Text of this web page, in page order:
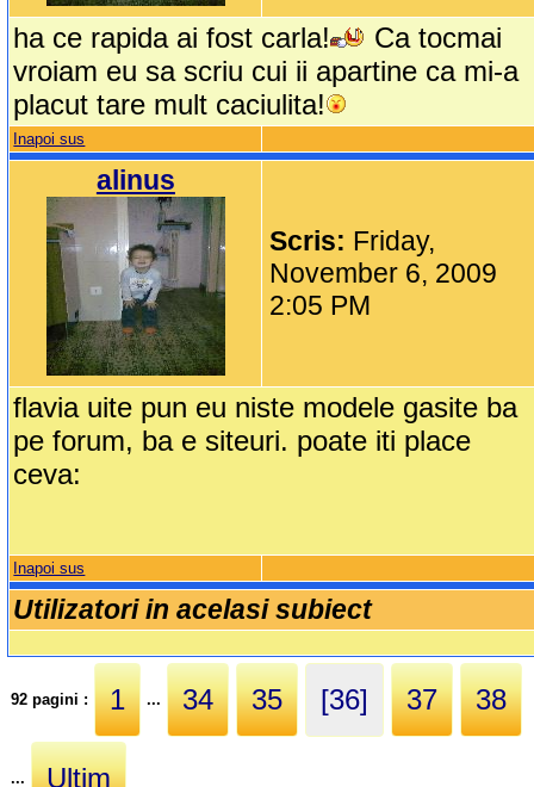
ha ce rapida ai fost carla!
Ca tocmai
vroiam eu sa scriu cui ii apartine ca mi-a
placut tare mult caciulita!
Inapoi sus
alinus
Scris: Friday,
November 6, 2009
2:05 PM
flavia uite pun eu niste modele gasite ba
pe forum, ba e siteuri. poate iti place
ceva:
Inapoi sus
Utilizatori in acelasi subiect
92 pagini : 1 ... 34 35 [36] 37 38
... Ultim